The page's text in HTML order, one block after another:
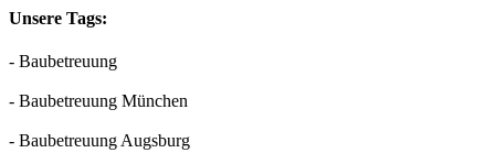
Unsere Tags:
- Baubetreuung
- Baubetreuung München
- Baubetreuung Augsburg